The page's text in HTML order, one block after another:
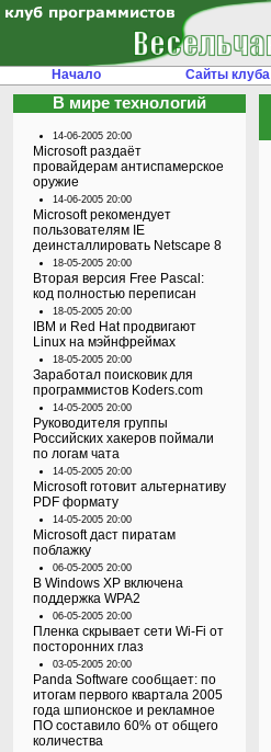
Начало Сайты клуба
В мире технологий
14-06-2005 20:00
Microsoft раздаёт
провайдерам антиспамерское
оружие
14-06-2005 20:00
Microsoft рекомендует
пользователям IE
деинсталлировать Netscape 8
18-05-2005 20:00
Вторая версия Free Pascal:
код полностью переписан
18-05-2005 20:00
IBM и Red Hat продвигают
Linux на мэйнфреймах
18-05-2005 20:00
Заработал поисковик для
программистов Koders.com
14-05-2005 20:00
Руководителя группы
Российских хакеров поймали
по логам чата
14-05-2005 20:00
Microsoft готовит альтернативу
PDF формату
14-05-2005 20:00
Microsoft даст пиратам
поблажку
06-05-2005 20:00
В Windows XP включена
поддержка WPA2
06-05-2005 20:00
Пленка скрывает сети Wi-Fi от
посторонних глаз
03-05-2005 20:00
Panda Software сообщает: по
итогам первого квартала 2005
года шпионское и рекламное
ПО составило 60% от общего
количества